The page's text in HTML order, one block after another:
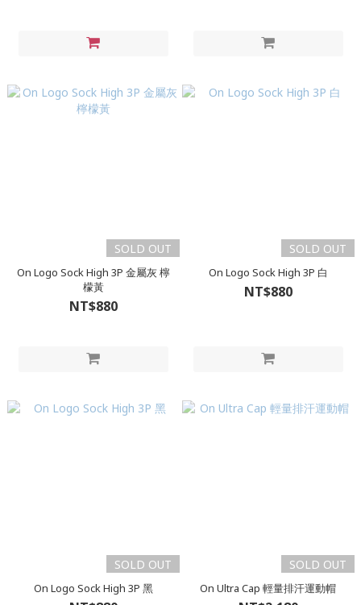
SOLD OUT
On Logo Sock High 3P 金屬灰 檸
檬黃
NT$880
SOLD OUT
On Logo Sock High 3P 白
NT$880
SOLD OUT
On Logo Sock High 3P 黑
SOLD OUT
On Ultra Cap 輕量排汗運動帽